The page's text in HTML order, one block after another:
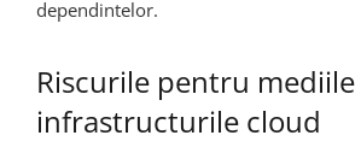
dependintelor.
Riscurile pentru mediile
infrastructurile cloud